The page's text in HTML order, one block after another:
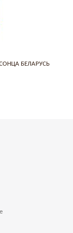
СОНЦА БЕЛАРУСЬ